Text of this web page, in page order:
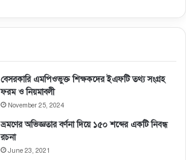
বেসরকারি এমপিওভুক্ত শিক্ষকদের ইএফটি তথ্য সংগ্রহ
ফরম ও নিয়মাবলী
November 25, 2024
ভ্রমণের অভিজ্ঞতার বর্ণনা দিয়ে ১৫০ শব্দের একটি নিবন্ধ
রচনা
June 23, 2021